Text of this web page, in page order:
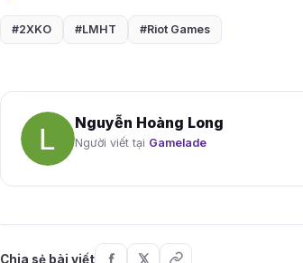
#2XKO #LMHT #Riot Games
Nguyễn Hoàng Long
Người viết tại Gamelade
Chia sẻ bài viết